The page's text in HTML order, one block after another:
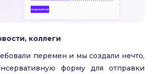
коллеги
перемен и мы создали нечто,
форму для отправки